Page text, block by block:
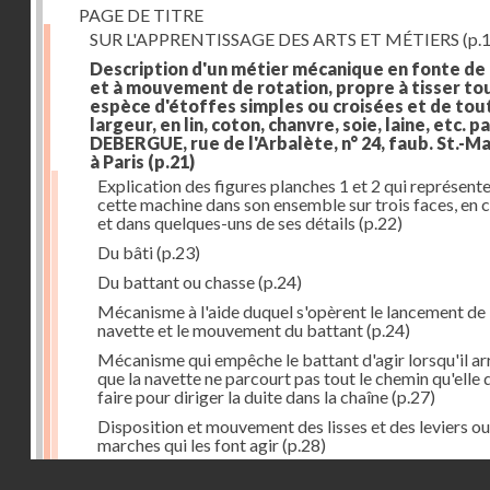
PAGE DE TITRE
SUR L'APPRENTISSAGE DES ARTS ET MÉTIERS
Description d'un métier mécanique en fonte
et à mouvement de rotation, propre à tisser
espèce d'étoffes simples ou croisées et de
largeur, en lin, coton, chanvre, soie, laine, etc.
DEBERGUE, rue de l'Arbalète, n° 24, faub. St.-
à Paris (p.21)
Explication des figures planches 1 et 2 qui
cette machine dans son ensemble sur trois faces, en
et dans quelques-uns de ses détails (p.22)
Du bâti(p.23)
Du battant ou chasse(p.24)
Mécanisme à l'aide duquel s'opèrent le lancement de
navette et le mouvement du battant(p.24)
Mécanisme qui empêche le battant d'agir lorsqu'il
que la navette ne parcourt pas tout le chemin qu'elle
faire pour diriger la duite dans la chaîne(p.27)
Disposition et mouvement des lisses et des leviers ou
marches qui les font agir(p.28)